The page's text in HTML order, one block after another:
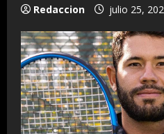
Redaccion julio 25,